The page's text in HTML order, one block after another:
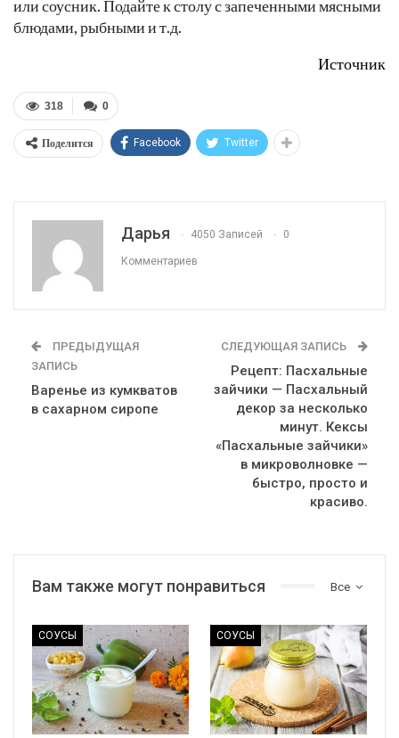
или соусник. Подайте к столу с запеченными мясными
блюдами, рыбными и т.д.
Источник
0
318
Поделится Facebook Twitter
Дарья 4050 Записей 0
Комментариев
ПРЕДЫДУЩАЯ
ЗАПИСЬ
Варенье из кумкватов
в сахарном сиропе
СЛЕДУЮЩАЯ ЗАПИСЬ
Рецепт: Пасхальные
зайчики — Пасхальный
декор за несколько
минут. Кексы
«Пасхальные зайчики»
в микроволновке —
быстро, просто и
красиво.
Все
Вам также могут понравиться
СОУСЫ СОУСЫ